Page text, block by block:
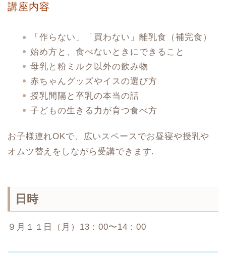
講座内容
「作らない」「買わない」離乳食（補完食）
始め方と、食べないときにできること
母乳と粉ミルク以外の飲み物
赤ちゃんグッズやイスの選び方
授乳間隔と卒乳の本当の話
子どもの生きる力が育つ食べ方
お子様連れOKで、広いスペースでお昼寝や授乳や
オムツ替えをしながら受講できます.
日時
９月１１日 （月）13：00〜14：00